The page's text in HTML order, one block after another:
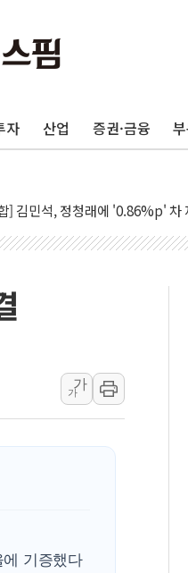
자 산업 증권·금융
시 재난예산 40억 긴급 투입…고
·영덕 '호우특보'-포항 '산사태
합동연설회 나선 송영길·정청래
석, 2주차 제주·인천 경선서 정
] 민주, 제주·인천 경선 결과 발
] 민주, 인천 경선 결과 발표...
보] 민주, 제주 경선 결과 발표...
주 국내 주요 금융일정(8.10~8.14)
이란전 출구전략 만지작…공습
·동해·삼척 시간당 최대 50㎜
물 수거하다 참변…60대 환경미
중랑구 주택가서 흉기 난동…60
통령 "결혼 때문에 손해 보는
애, '위안부' 피해자 기림의 날 참
가
가
기증했다